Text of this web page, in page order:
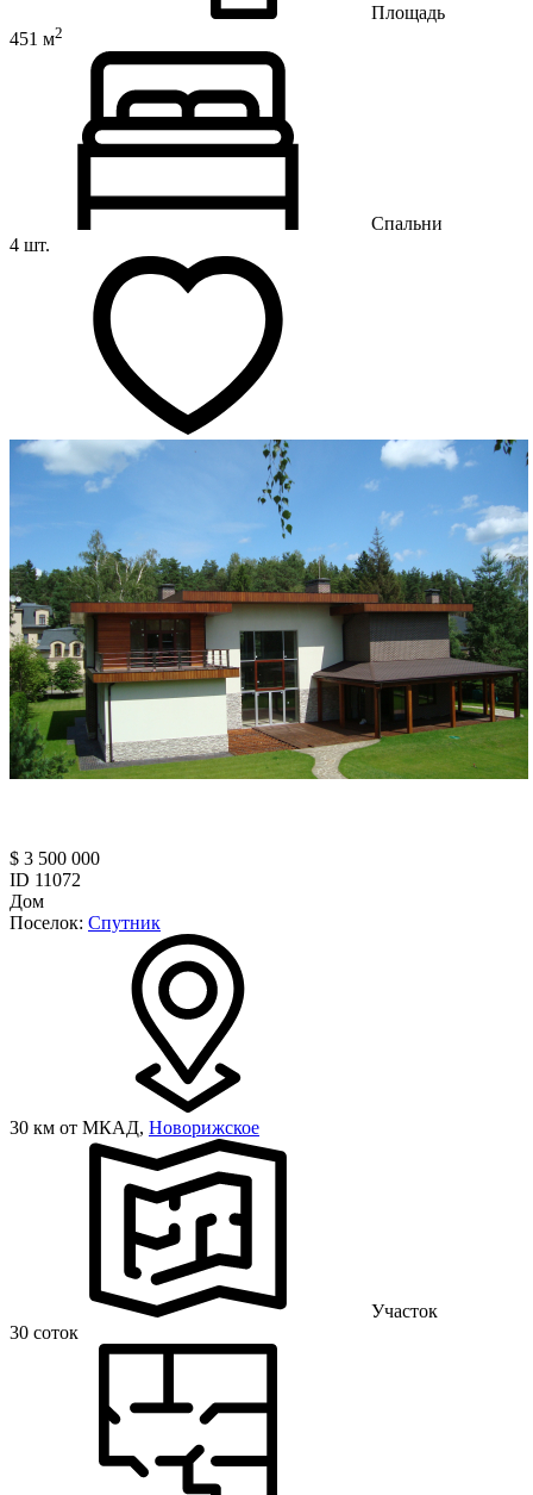
Площадь
451 м2
Спальни
4 шт.
$ 3 500 000
ID 11072
Дом
Поселок: Спутник
30 км от МКАД, Новорижское
Участок
30 соток